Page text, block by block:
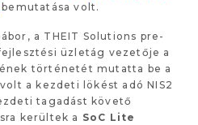
bemutatása volt.
a THEIT Solutions pre-
üzletág vezetője a
történetét mutatta be a
a kezdeti lökést adó NIS2
tagadást követő
kerültek a SoC Lite